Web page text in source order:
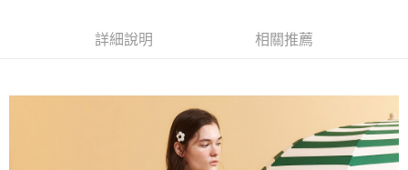
流程，驗證手機門號後，選擇欲分期的期數、繳款截止日，確認付款後即完
1.分期款項不併入電信帳單，「大哥付你分期」於每月結算日後寄送繳費提
【關於「AFTEE先享後付」】
１．簡單：不需註冊會員、不需綁卡、不需儲值。
２．便利：只要手機號碼，簡訊認證，即可結帳。
３．安心：先確認商品／服務後，再付款。
【「AFTEE先享後付」結帳流程】
每筆NT$120，滿NT$2,500(含以上)免運費
詳細說明 相關推薦